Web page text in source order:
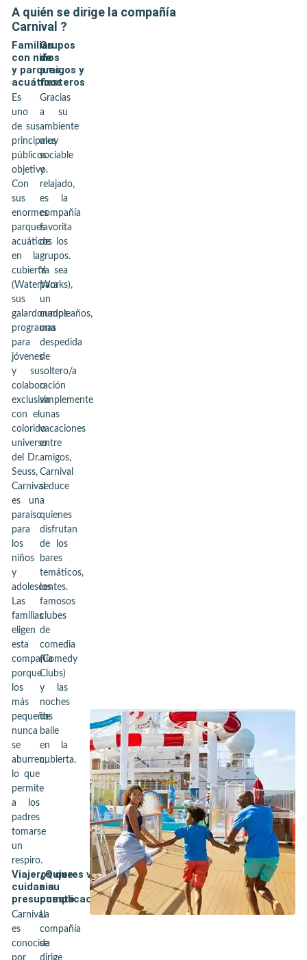
A quién se dirige la compañía
Carnival ?
Familias
con niños
y parques
acuáticos
Es
uno
de sus
principales
públicos
objetivo.
Con
sus
enormes
parques
acuáticos
en la
cubierta
(WaterWorks),
sus
galardonados
programas
para
jóvenes
y su
colaboración
exclusiva
con el
colorido
universo
del Dr.
Seuss,
Carnival
es un
paraíso
para
los
niños
y
adolescentes.
Las
familias
eligen
esta
compañía
porque
los
más
pequeños
nunca
se
aburren,
lo que
permite
a los
padres
tomarse
un
respiro.
Grupos
de
amigos y
fiesteros
Gracias
a su
ambiente
muy
sociable
y
relajado,
es la
compañía
favorita
de los
grupos.
Ya sea
para
un
cumpleaños,
una
despedida
de
soltero/a
o
simplemente
unas
vacaciones
entre
amigos,
Carnival
seduce
a
quienes
disfrutan
de los
bares
temáticos,
los
famosos
clubes
de
comedia
(Comedy
Clubs)
y las
noches
de
baile
en la
cubierta.
Viajeros que
cuidan su
presupuesto
Carnival
es
conocida
¿Quieres viajar
sin
complicaciones?
La
compañía
se